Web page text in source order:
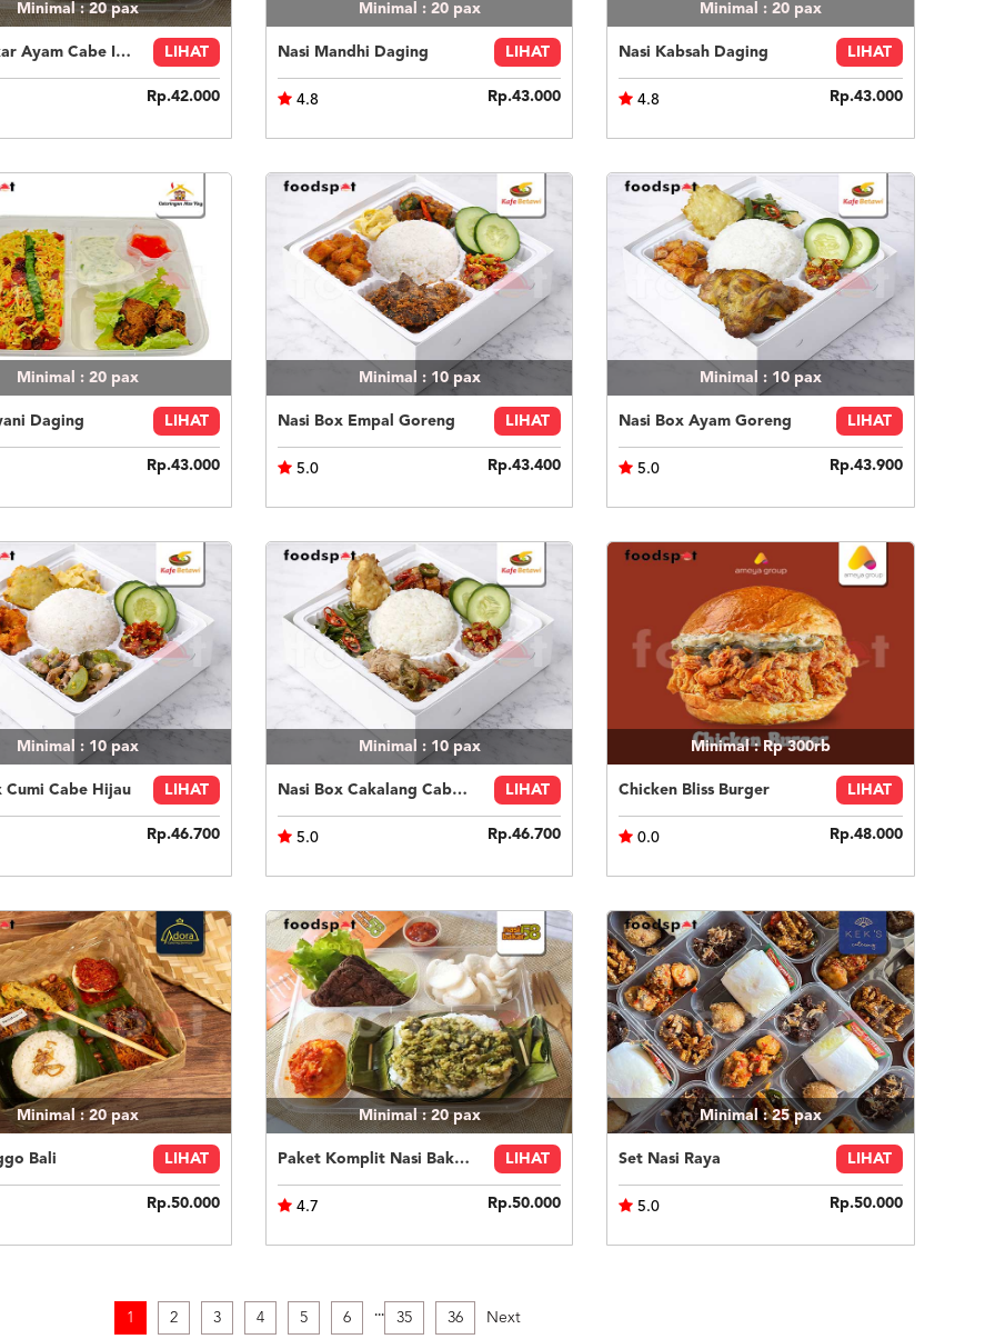
Minimal : 20pax
Nasi Bakar Ayam Cabe Ijo + Tahu Tempe LIHAT
Rp.42.000
Minimal : 20 pax
Nasi Mandhi Daging LIHAT
4.8 Rp.43.000
Minimal : 20 pax
Nasi Kabsah Daging LIHAT
4.8 Rp.43.000
Minimal : 20 pax
Daging LIHAT
Rp.43.000
Minimal : 10 pax
Nasi Box Empal Goreng LIHAT
5.0 Rp.43.400
Minimal : 10 pax
Nasi Box Ayam Goreng LIHAT
5.0 Rp.43.900
Minimal : 10 pax
Cumi Cabe Hijau LIHAT
Rp.46.700
Minimal : 10 pax
Nasi Box Cakalang Cabe Hijau LIHAT
5.0 Rp.46.700
Minimal : Rp 300rb
Chicken Bliss Burger LIHAT
0.0 Rp.48.000
Minimal : 20pax
Bali LIHAT
Rp.50.000
Minimal : 20pax
Paket Komplit Nasi Bakar Ayam Cabe Ijo LIHAT
4.7 Rp.50.000
Minimal : 25pax
Set Nasi Raya LIHAT
5.0 Rp.50.000
1 2 3 4 5 6 ... 35 36 Next